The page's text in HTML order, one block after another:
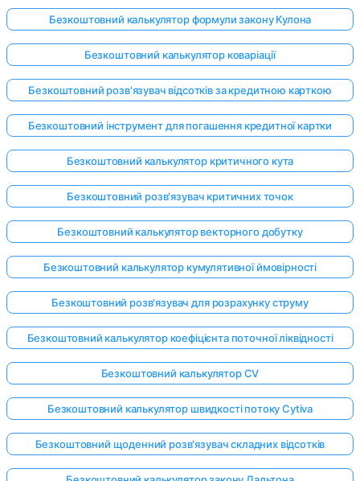
Безкоштовний калькулятор формули закону Кулона
Безкоштовний калькулятор коваріації
Безкоштовний розв'язувач відсотків за кредитною карткою
Безкоштовний інструмент для погашення кредитної картки
Безкоштовний калькулятор критичного кута
Безкоштовний розв'язувач критичних точок
Безкоштовний калькулятор векторного добутку
Безкоштовний калькулятор кумулятивної ймовірності
Безкоштовний розв'язувач для розрахунку струму
Безкоштовний калькулятор коефіцієнта поточної ліквідності
Безкоштовний калькулятор CV
Безкоштовний калькулятор швидкості потоку Cytiva
Безкоштовний щоденний розв'язувач складних відсотків